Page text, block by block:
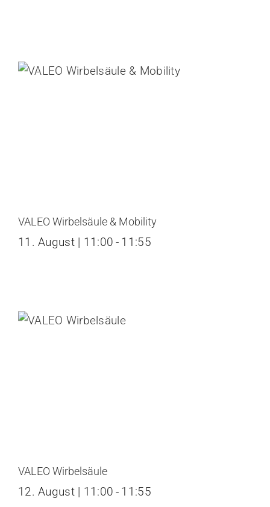
VALEO Wirbelsäule & Mobility
11. August | 11:00 - 11:55
VALEO Wirbelsäule
12. August | 11:00 - 11:55